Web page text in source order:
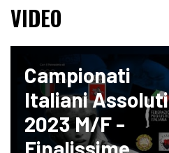
VIDEO
Campionati
Italiani Assoluti
2023 M/F -